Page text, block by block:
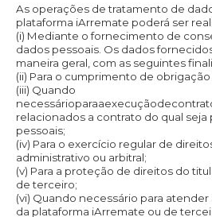
As operações de tratamento de
plataforma iArremate poderá ser
(i) Mediante o fornecimento de
dados pessoais. Os dados
maneira geral, com as seguintes
(ii) Para o cumprimento de
(iii) Quando
relacionados a contrato do qual
pessoais;
(iv) Para o exercício regular de
administrativo ou arbitral;
(v) Para a proteção de direitos do
de terceiro;
(vi) Quando necessário para
da plataforma iArremate ou de